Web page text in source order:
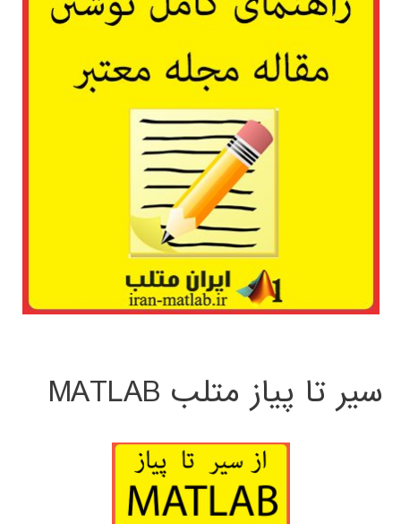
سیر تا پیاز متلب MATLAB